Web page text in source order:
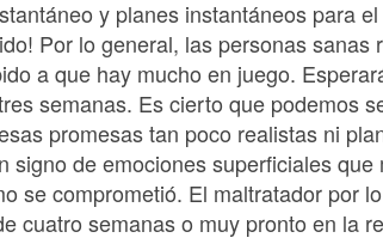
y planes instantáneos para
Por lo general, las personas
a que hay mucho en juego.
semanas. Es cierto que podemos
promesas tan poco realistas ni
signo de emociones superficiales
se comprometió. El maltratador por
cuatro semanas o muy pronto en la